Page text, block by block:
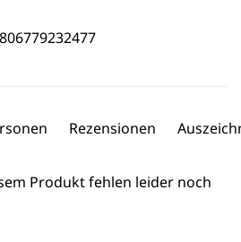
Rezensionen
Produkt fehlen leider noch